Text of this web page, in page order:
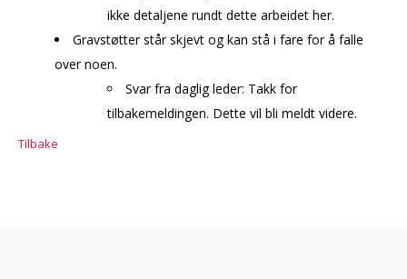
ikke detaljene rundt dette arbeidet her.
Gravstøtter står skjevt og kan stå i fare for å falle
over noen.
Svar fra daglig leder: Takk for
tilbakemeldingen. Dette vil bli meldt videre.
Tilbake